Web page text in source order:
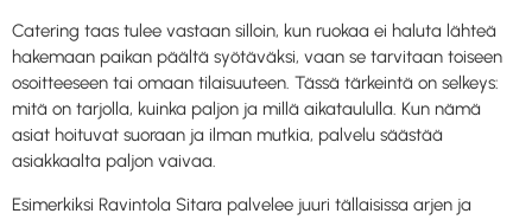
Catering taas tulee vastaan silloin, kun ruokaa ei haluta lähteä
hakemaan paikan päältä syötäväksi, vaan se tarvitaan toiseen
osoitteeseen tai omaan tilaisuuteen. Tässä tärkeintä on selkeys:
mitä on tarjolla, kuinka paljon ja millä aikataululla. Kun nämä
asiat hoituvat suoraan ja ilman mutkia, palvelu säästää
asiakkaalta paljon vaivaa.
Esimerkiksi Ravintola Sitara palvelee juuri tällaisissa arjen ja